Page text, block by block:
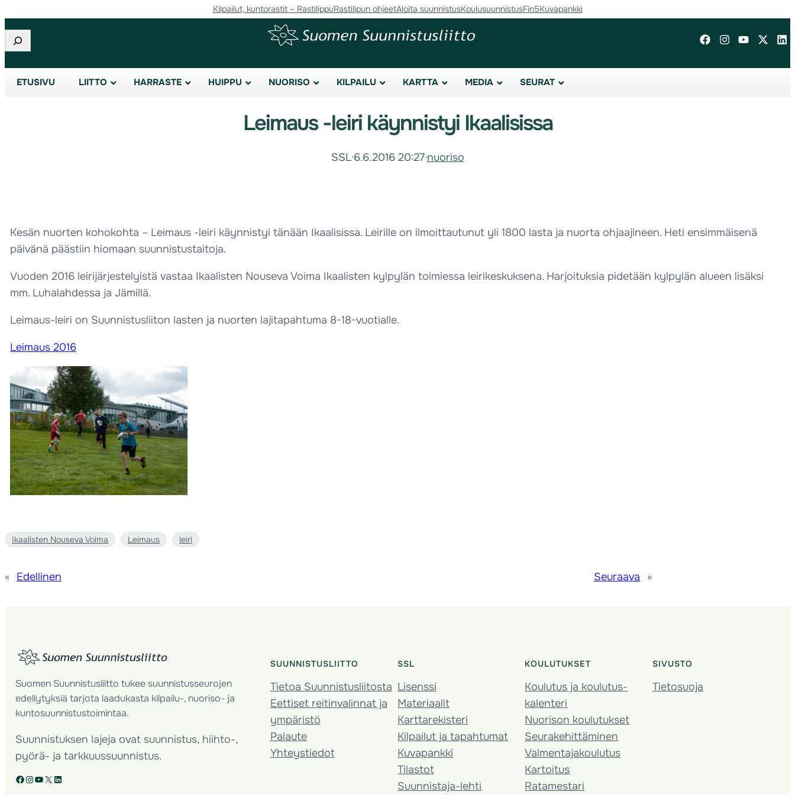
Kilpailut, kuntorastit – RastilippuRastilipun ohjeetAloita suunnistusKoulusuunnistusFin5Kuvapankki
Etsi
ETUSIVU LIITTO HARRASTE HUIPPU NUORISO KILPAILU KARTTA MEDIA SEURAT
Leimaus -leiri käynnistyi Ikaalisissa
SSL·6.6.2016 20:27·nuoriso
Kesän nuorten kohokohta – Leimaus -leiri käynnistyi tänään Ikaalisissa. Leirille on ilmoittautunut yli 1800 lasta ja nuorta ohjaajineen. Heti ensimmäisenä
päivänä päästiin hiomaan suunnistustaitoja.
Vuoden 2016 leirijärjestelyistä vastaa Ikaalisten Nouseva Voima Ikaalisten kylpylän toimiessa leirikeskuksena. Harjoituksia pidetään kylpylän alueen lisäksi
mm. Luhalahdessa ja Jämillä.
Leimaus-leiri on Suunnistusliiton lasten ja nuorten lajitapahtuma 8-18-vuotialle.
Leimaus 2016
Ikaalisten Nouseva Voima Leimaus leiri
« Edellinen Seuraava »
Suomen Suunnistusliitto tukee suunnistusseurojen
edellytyksiä tarjota laadukasta kilpailu-, nuoriso- ja
kuntosuunnistustoimintaa.
Suunnistuksen lajeja ovat suunnistus, hiihto-,
pyörä- ja tarkkuussuunnistus.
Facebook Instagram YouTube X LinkedIn
SUUNNISTUSLIITTO
Tietoa Suunnistusliitosta
Eettiset reitinvalinnat ja
ympäristö
Palaute
Yhteystiedot
SSL
Lisenssi
Materiaalit
Karttarekisteri
Kilpailut ja tapahtumat
Kuvapankki
Tilastot
Suunnistaja-lehti
KOULUTUKSET
Koulutus ja koulutus­
kalenteri
Nuorison koulutukset
Seura­kehittäminen
Valmentaja­koulutus
Kartoitus
Ratamestari
SIVUSTO
Tietosuoja